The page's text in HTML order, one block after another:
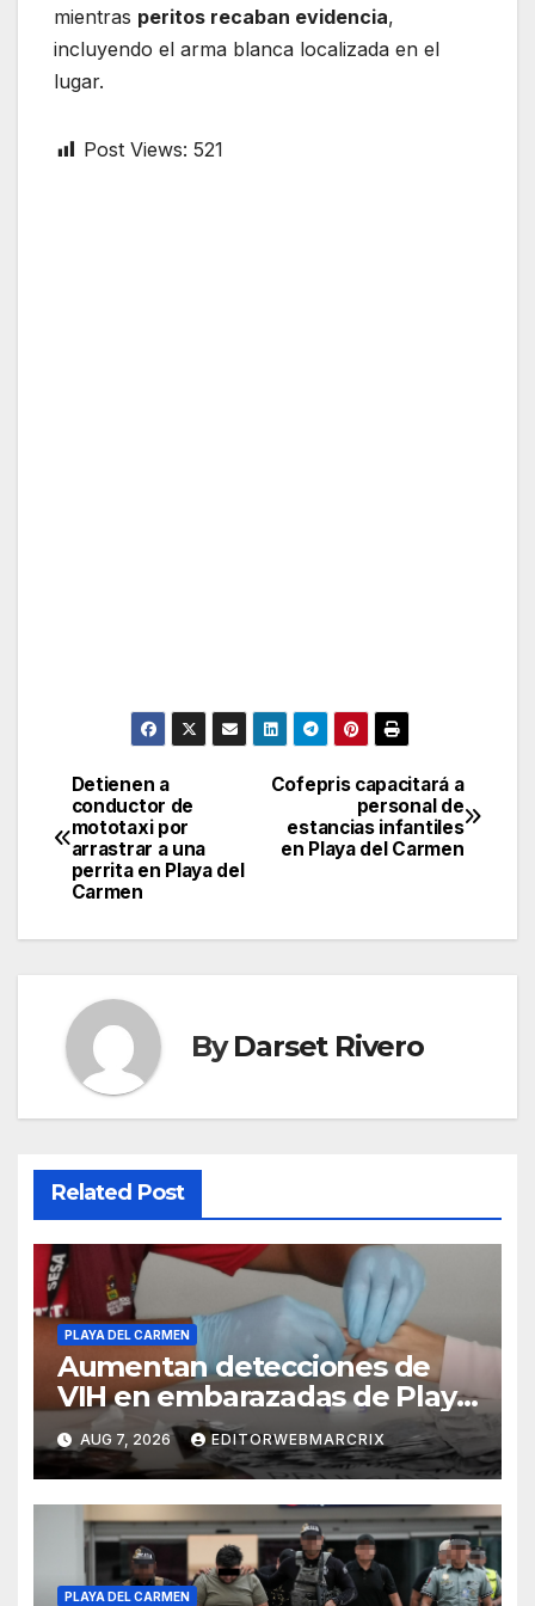
mientras peritos recaban evidencia,
incluyendo el arma blanca localizada en el
lugar.
Post Views: 521
Post
navigation
Cofepris capacitará a
personal de
estancias infantiles
en Playa del Carmen
Detienen a
conductor de
mototaxi por
arrastrar a una
perrita en Playa del
Carmen
ByDarset Rivero
Related Post
PLAYA DEL CARMEN
Aumentan detecciones de
VIH en embarazadas de Playa
del Carmen
AUG 7, 2026 EDITORWEBMARCRIX
PLAYA DEL CARMEN